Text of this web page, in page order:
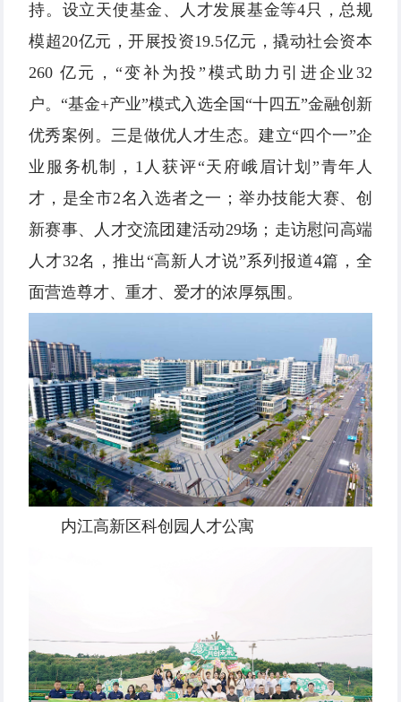
持。设立天使基金、人才发展基金等4只，总规
模超20亿元，开展投资19.5亿元，撬动社会资本
260 亿元，“变补为投”模式助力引进企业32
户。“基金+产业”模式入选全国“十四五”金融创新
优秀案例。三是做优人才生态。建立“四个一”企
业服务机制，1人获评“天府峨眉计划”青年人
才，是全市2名入选者之一；举办技能大赛、创
新赛事、人才交流团建活动29场；走访慰问高端
人才32名，推出“高新人才说”系列报道4篇，全
面营造尊才、重才、爱才的浓厚氛围。
内江高新区科创园人才公寓